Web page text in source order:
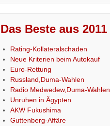
Das Beste aus 2011
Rating-Kollateralschaden
Neue Kriterien beim Autokauf
Euro-Rettung
Russland,Duma-Wahlen
Radio Medwedew,Duma-Wahlen
Unruhen in Ägypten
AKW Fukushima
Guttenberg-Affäre